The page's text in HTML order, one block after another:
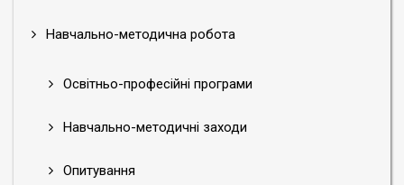
Навчально-методична робота
Освітньо-професійні програми
Навчально-методичні заходи
Опитування